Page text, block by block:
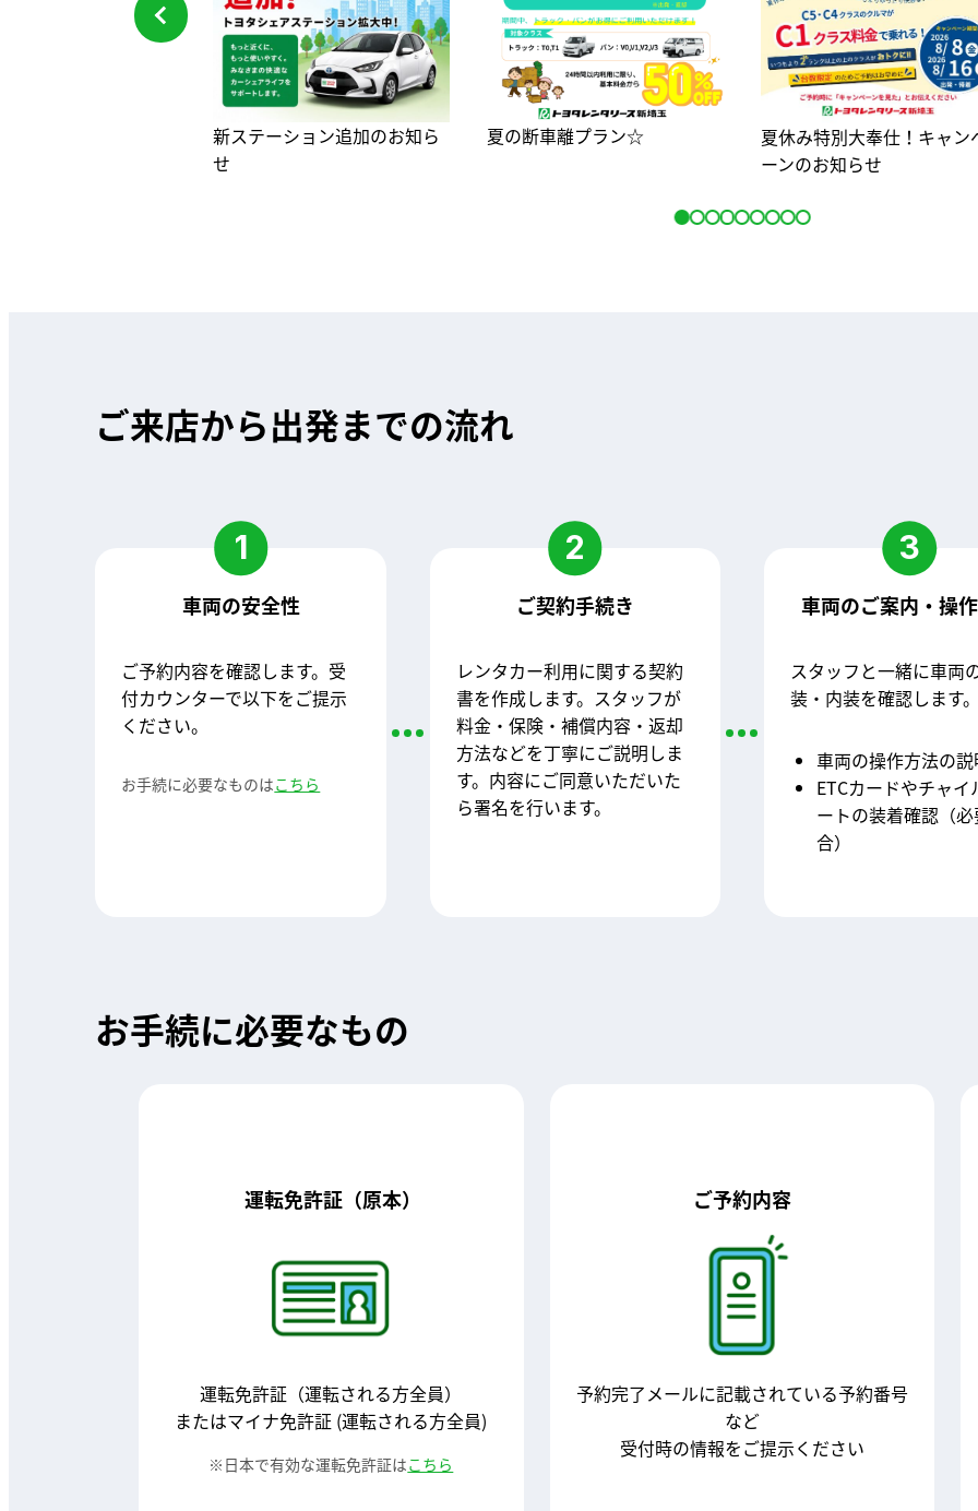
新ステーション追加のお知ら
せ
夏の断車離プラン☆
夏休み特別大奉仕！キャン
ーンのお知らせ
ご来店から出発までの流れ
1
車両の安全性
ご予約内容を確認します。受
付カウンターで以下をご提示
ください。
お手続に必要なものはこちら
2
ご契約手続き
レンタカー利用に関する契約
書を作成します。スタッフが
料金・保険・補償内容・返却
方法などを丁寧にご説明しま
す。内容にご同意いただいた
ら署名を行います。
3
車両のご案内・操
スタッフと一緒に車両
装・内装を確認します
車両の操作方法の説
ETCカードやチャイ
ートの装着確認（
合）
お手続に必要なもの
運転免許証（原本）
運転免許証（運転される方全員）
またはマイナ免許証 (運転される方全員)
日本で有効な運転免許証はこちら
ご予約内容
予約完了メールに記載されている予約番号
など
受付時の情報をご提示ください